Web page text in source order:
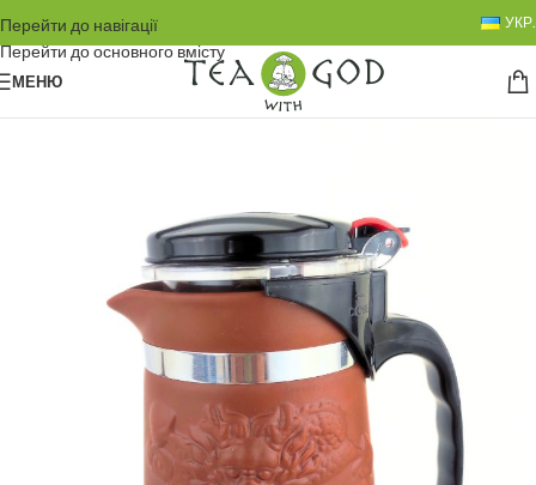
Перейти до навігації
Перейти до основного вмісту
УКР.
МЕНЮ